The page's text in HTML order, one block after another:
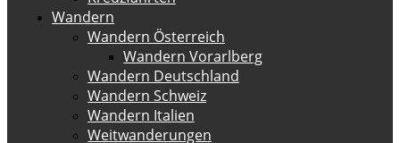
Wandern
Wandern Österreich
Wandern Vorarlberg
Wandern Deutschland
Wandern Schweiz
Wandern Italien
Weitwanderungen